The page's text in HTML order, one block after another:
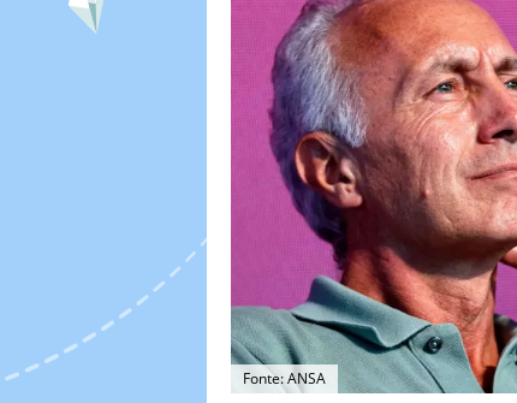
Fonte: ANSA